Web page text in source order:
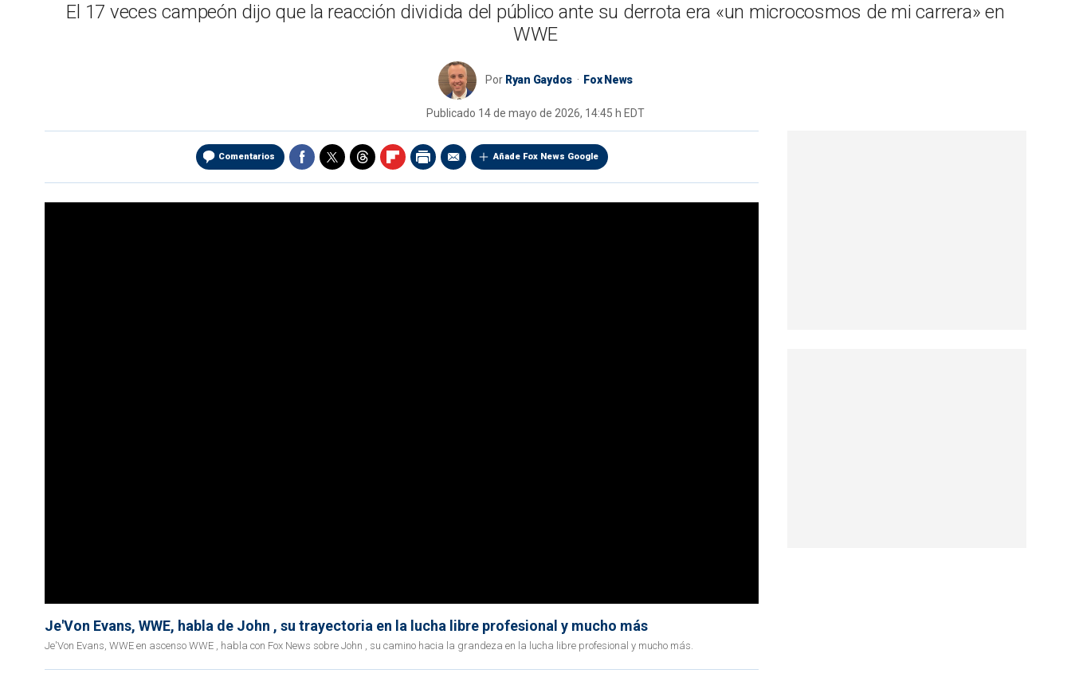
El 17 veces campeón dijo que la reacción dividida del público ante su derrota era «un microcosmos de mi carrera» en
WWE
Por Ryan Gaydos Fox News
Publicado 14 de mayo de 2026, 14:45 h EDT
Comentarios Añade Fox News Google
Je'Von Evans, WWE, habla de John , su trayectoria en la lucha libre profesional y mucho más
Je'Von Evans, WWE en ascenso WWE , habla con Fox News sobre John , su camino hacia la grandeza en la lucha libre profesional y mucho más.